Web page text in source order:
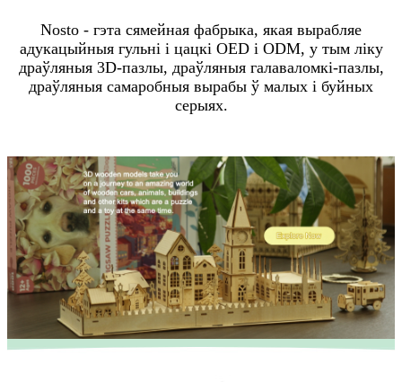
Nosto - гэта сямейная фабрыка, якая вырабляе
адукацыйныя гульні і цацкі OED і ODM, у тым ліку
драўляныя 3D-пазлы, драўляныя галаваломкі-пазлы,
драўляныя самаробныя вырабы ў малых і буйных
серыях.